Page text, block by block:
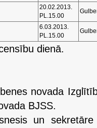
20.02.2013.
PL.15.00
6.03.2013.
PL.15.00
dienā.
novada
BJSS.
un